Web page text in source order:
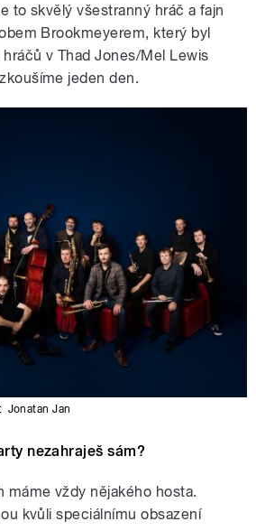
to skvělý všestranný hráč a fajn
Brookmeyerem, který byl
v Thad Jones/Mel Lewis
jeden den.
Jonatan Jan
nezahraješ sám?
máme vždy nějakého hosta.
kvůli speciálnímu obsazení